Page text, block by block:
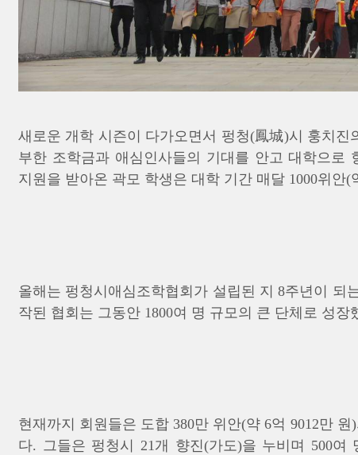
새로운 개학 시즌이 다가오면서 펑청(鳳城)시 훙치진
부한 조학금과 애심인사들의 기대를 안고 대학으로
지원을 받아온 곽모 학생은 대학 기간 매달 1000위안
올해는 펑청시애심조학협회가 설립된 지 8주년이 되
작된 협회는 그동안 1800여 명 규모의 큰 단체로 성장
현재까지 회원들은 도합 380만 위안(약 6억 9012만
다. 그들은 펑청시 21개 향진(가도)을 누비며 500여